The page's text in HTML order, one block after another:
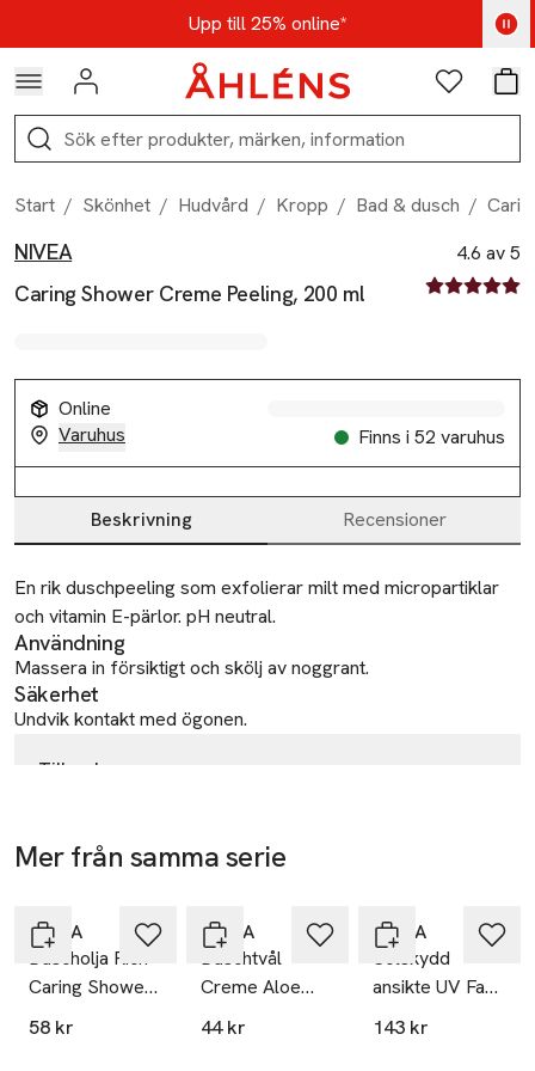
Hoppa till navigationsmenynUpp till 25% online*
Kod: AUG25 - Shoppa nu
Logga in Favoriter
Sök
Start / Skönhet / Hudvård / Kropp / Bad & dusch /
Produktbilder
Hoppa över bildspelet
NIVEA
Caring Shower Creme Peeling, 200 ml
4.6 av 5
4.6 av fem
Online
Varuhus
Finns i 52 varuhus
Produktinformation
Beskrivning Recensioner
Beskrivning
En rik duschpeeling som exfolierar milt med micropartiklar
och vitamin E-pärlor. pH neutral.
Användning
Massera in försiktigt och skölj av noggrant.
Säkerhet
Undvik kontakt med ögonen.
Tillverkare
D-20245 Hamburg
E-post
Consumerservice.se@beiersdorf.com
Mobilnummer
SKU: 16579278
Mer från samma serie
NIVEA
Duscholja Rich
Caring Shower
Oil 200 ml
58 kr
NIVEA
Duschtvål
Creme Aloe
250 ml NIVEA
44 kr
NIVEA
Solskydd
ansikte UV Face
Anti-Age Q10
143 kr